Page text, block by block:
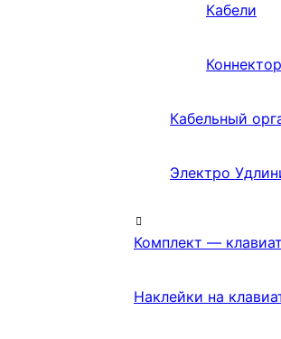
Кабели
Кабельный
Электро
Комплект —
Наклейки на